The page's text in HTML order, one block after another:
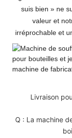
suis bien » ne
valeur et
irréprochable et
Livraison
Q : La machine